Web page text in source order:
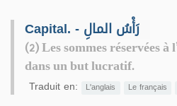
Capital. - رَأْسُ المالِ
(2) Les sommes réservées
dans un but lucratif.
Traduit en: L'anglais Le français